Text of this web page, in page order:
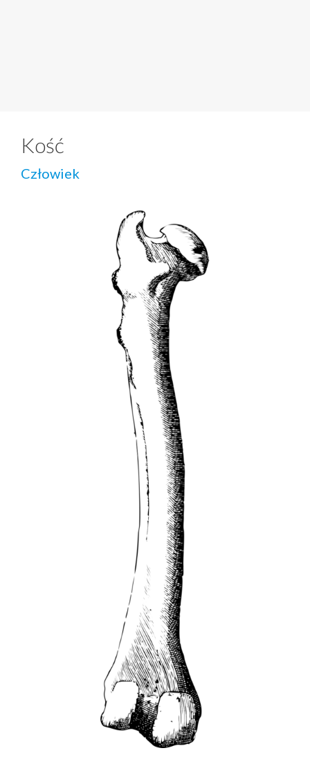
Kość
Człowiek